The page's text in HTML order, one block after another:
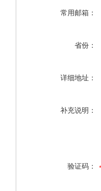
常用邮箱：
省份：
详细地址：
补充说明：
验证码：